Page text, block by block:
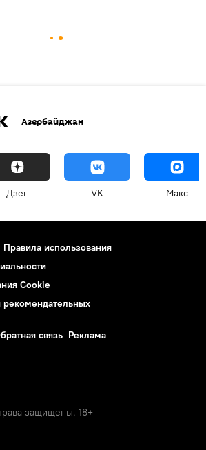
Азербайджан
Дзен VK Макс
Правила использования
Cookie
связь Реклама
защищены. 18+